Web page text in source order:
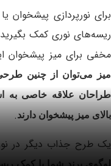
برای نورپردازی پیشخوان
ریسه‌های نوری کمک
مخفی برای میز پیشخوان
میز می‌توان از چنین
طراحان علاقه خاصی به
بالای میز پیشخوان دارند.
یک طرح جذاب دیگر در